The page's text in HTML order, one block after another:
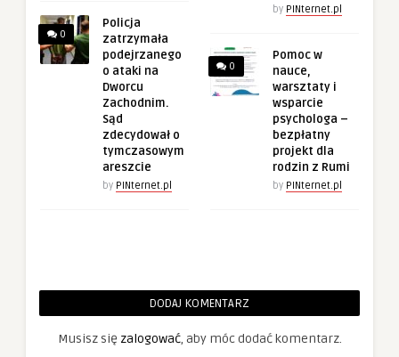
0
Policja
zatrzymała
podejrzanego
o ataki na
Dworcu
Zachodnim.
Sąd
zdecydował o
tymczasowym
areszcie
by PINternet.pl
by PINternet.pl
0
Pomoc w
nauce,
warsztaty i
wsparcie
psychologa –
bezpłatny
projekt dla
rodzin z Rumi
by PINternet.pl
DODAJ KOMENTARZ
Musisz się zalogować, aby móc dodać komentarz.